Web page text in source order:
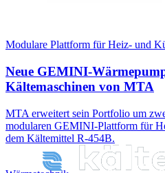
Modulare Plattform für Heiz- und
Neue GEMINI-
Kältemaschinen von MTA
MTA erweitert sein Portfolio um
modularen GEMINI-Plattform für
dem Kältemittel R-454B.